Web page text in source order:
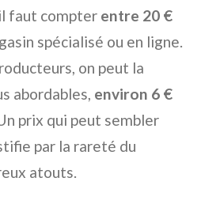
faut compter entre 20 €
spécialisé ou en ligne.
on peut la
abordables, environ 6 €
prix qui peut sembler
par la rareté du
atouts.